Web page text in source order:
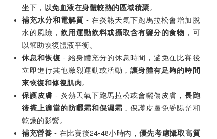
坐下， 以免血液在身體較熱的區域積聚。
補充水分和電解質 - 在炎熱天氣下跑馬拉松會增加脫
水的風險，飲用運動飲料或攝取含有鹽分的食物 ，可
以幫助恢復體液平衡。
休息和恢復 - 給身體充分的休息時間，避免在比賽後
立即進行其他激烈運動或活動，讓身體有足夠的時間
來恢復和修復肌肉。
保護皮膚 - 炎熱天氣下跑馬拉松或會曬傷皮膚，長跑
後搽上適當的防曬霜和保濕霜 ，保護皮膚免受陽光和
乾燥的影響。
補充營養 - 在比賽後24-48小時內， 優先考慮攝取高質